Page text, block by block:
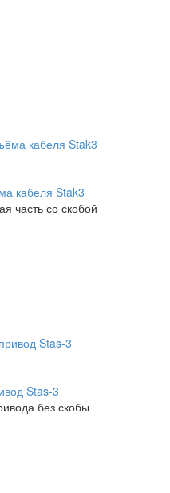
кабеля Stak3
часть со скобой
Stas-3
без скобы